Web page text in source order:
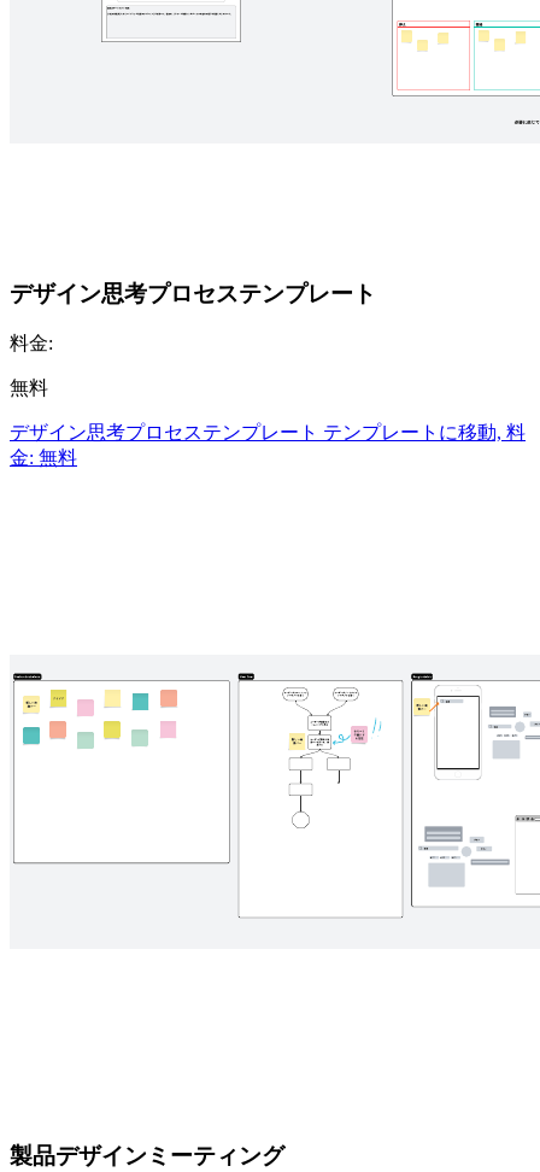
デザイン思考プロセステンプレート
料金:
無料
デザイン思考プロセステンプレート テンプレートに移動, 料
金: 無料
製品デザインミーティング